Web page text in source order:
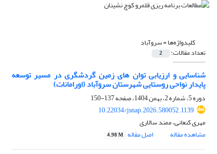
کلیدواژه‌ها =سروآباد
تعداد مقالات: 2
شناسایی و ارزیابی توان ­های زمین گردشگری در مسیر توسعه
پایدار نواحی روستایی شهرستان سروآباد(اورامانات)
دوره 5، شماره 2، بهمن 1404، صفحه
137-150
10.22034/jsnap.2026.580052.1139
مهری کنعانی، ممند سالاری
مشاهده مقاله
اصل مقاله 4.98 M